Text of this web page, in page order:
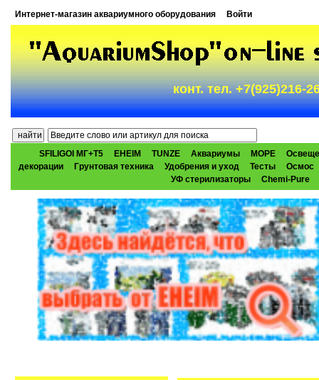
Интернет-магазин аквариумного оборудования Войти
конт. тел. +7(925)216-
SFILIGOI МГ+Т5 EHEIM TUNZE Аквариумы МОРЕ
декорации
Грунтовая техника Удобрения и уход Тесты
Осмос
УФ стерилизаторы
Chemi-Pure